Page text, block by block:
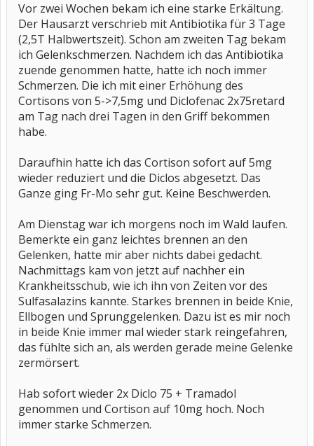
Vor zwei Wochen bekam ich eine starke Erkältung.
Der Hausarzt verschrieb mit Antibiotika für 3 Tage
(2,5T Halbwertszeit). Schon am zweiten Tag bekam
ich Gelenkschmerzen. Nachdem ich das Antibiotika
zuende genommen hatte, hatte ich noch immer
Schmerzen. Die ich mit einer Erhöhung des
Cortisons von 5->7,5mg und Diclofenac 2x75retard
am Tag nach drei Tagen in den Griff bekommen
habe.
Daraufhin hatte ich das Cortison sofort auf 5mg
wieder reduziert und die Diclos abgesetzt. Das
Ganze ging Fr-Mo sehr gut. Keine Beschwerden.
Am Dienstag war ich morgens noch im Wald laufen.
Bemerkte ein ganz leichtes brennen an den
Gelenken, hatte mir aber nichts dabei gedacht.
Nachmittags kam von jetzt auf nachher ein
Krankheitsschub, wie ich ihn von Zeiten vor des
Sulfasalazins kannte. Starkes brennen in beide Knie,
Ellbogen und Sprunggelenken. Dazu ist es mir noch
in beide Knie immer mal wieder stark reingefahren,
das fühlte sich an, als werden gerade meine Gelenke
zermörsert.
Hab sofort wieder 2x Diclo 75 + Tramadol
genommen und Cortison auf 10mg hoch. Noch
immer starke Schmerzen.